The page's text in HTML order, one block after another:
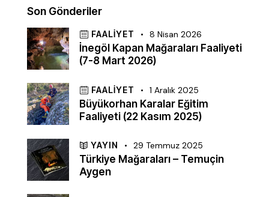
Son Gönderiler
FAALIYET 8 Nisan 2026
İnegöl Kapan Mağaraları Faaliyeti
(7-8 Mart 2026)
FAALIYET 1 Aralık 2025
Büyükorhan Karalar Eğitim
Faaliyeti (22 Kasım 2025)
YAYIN 29 Temmuz 2025
Türkiye Mağaraları – Temuçin
Aygen